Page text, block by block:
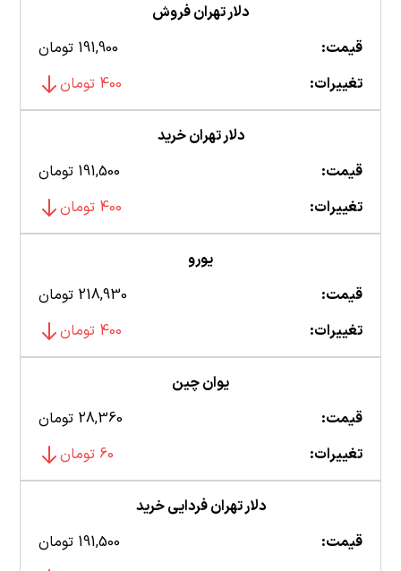
دلار تهران فروش
قیمت:
191,900 تومان
تغییرات:
400 تومان
دلار تهران خرید
قیمت:
191,500 تومان
تغییرات:
400 تومان
یورو
قیمت:
218,930 تومان
تغییرات:
400 تومان
یوان چین
قیمت:
28,360 تومان
تغییرات:
60 تومان
دلار تهران فردایی خرید
قیمت:
191,500 تومان